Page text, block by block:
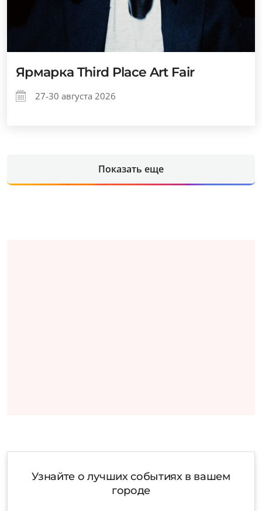
Ярмарка Third Place Art Fair
27-30 августа 2026
Показать еще
Узнайте о лучших событиях в вашем
городе